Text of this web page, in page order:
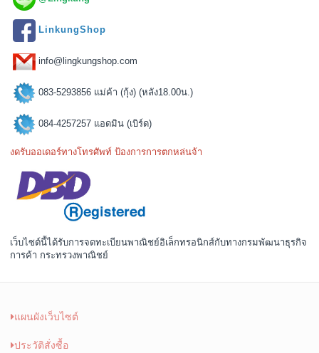
LinkungShop
info@lingkungshop.com
083-5293856 แม่ค้า (กุ้ง) (หลัง18.00น.)
084-4257257 แอดมิน (เบิร์ด)
งดรับออเดอร์ทางโทรศัพท์ ป้องการการตกหล่นจ้า
เว็บไซต์นี้ได้รับการจดทะเบียนพาณิชย์อิเล็กทรอนิกส์กับทางกรมพัฒนาธุรกิจ
การค้า กระทรวงพาณิชย์
แผนผังเว็บไซต์
ประวัติสั่งซื้อ